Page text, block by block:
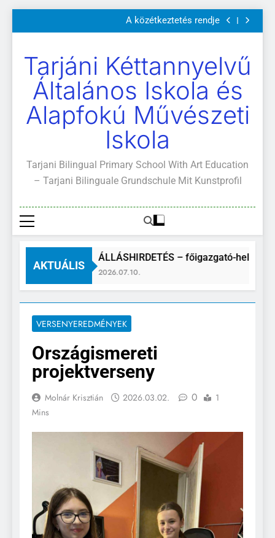
a
Szülői értekezletek 2026. május 04-14.
A közétkeztetés rendje
Kötelező és ajánlott olvasmányok
Szülői értekezletek 2026. május 04-14.
A közétkeztetés rendje
Kötelező és ajánlott olvasmányok
A Mi Világunk!
Tarjáni Kéttannyelvű
Általános Iskola és
Alapfokú Művészeti
Iskola
Tarjani Bilingual Primary School With Art Education
– Tarjani Bilinguale Grundschule Mit Kunstprofil
AKTUÁLIS
ÁLLÁSHIRDETÉS – főigazgató-helyettes
2026.07.10.
VERSENYEREDMÉNYEK
Országismereti
projektverseny
Molnár Krisztián 2026.03.02. 0
1
Mins